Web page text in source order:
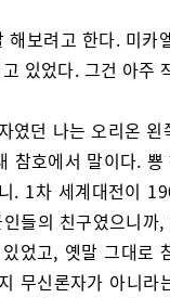
보려고 한다. 미카
있었다. 그건 아주
였던 나는 오리온
참호에서 말이다.
. 1차 세계대전이
들의 친구였으니까
었고, 옛말 그대로
무신론자가 아니